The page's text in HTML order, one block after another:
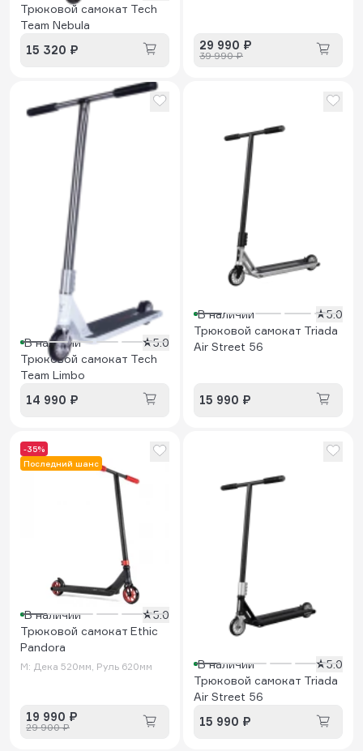
Трюковой самокат Tech
Team Nebula
15 320 ₽
29 990 ₽
39 990 ₽
В наличии
5.0
Трюковой самокат Tech
Team Limbo
14 990 ₽
В наличии
5.0
Трюковой самокат Triada
Air Street 56
15 990 ₽
-35%
Последний шанс
В наличии
5.0
Трюковой самокат Ethic
Pandora
M: Дека 520мм, Руль 620мм
19 990 ₽
29 900 ₽
В наличии
5.0
Трюковой самокат Triada
Air Street 56
15 990 ₽